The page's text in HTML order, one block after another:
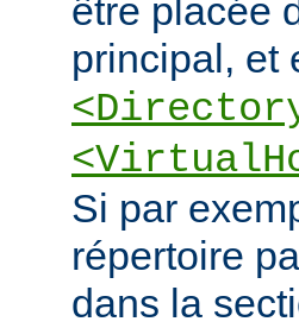
être placée
principal, et
Si par
répertoire
dans la